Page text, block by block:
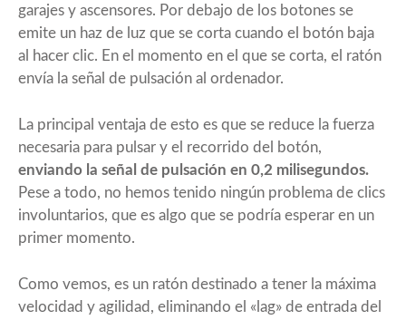
garajes y ascensores. Por debajo de los botones se
emite un haz de luz que se corta cuando el botón baja
al hacer clic. En el momento en el que se corta, el ratón
envía la señal de pulsación al ordenador.
La principal ventaja de esto es que se reduce la fuerza
necesaria para pulsar y el recorrido del botón,
enviando la señal de pulsación en 0,2 milisegundos.
Pese a todo, no hemos tenido ningún problema de clics
involuntarios, que es algo que se podría esperar en un
primer momento.
Como vemos, es un ratón destinado a tener la máxima
velocidad y agilidad, eliminando el «lag» de entrada del